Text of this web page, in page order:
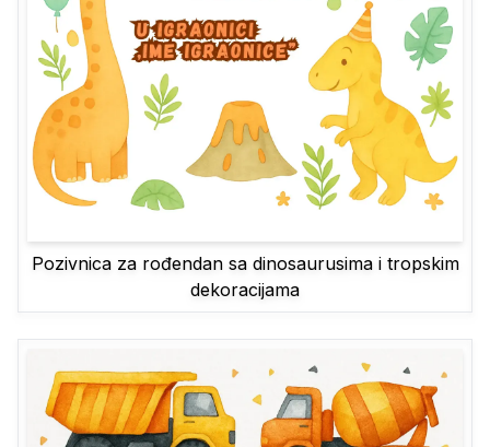
Pozivnica za rođendan sa dinosaurusima i tropskim
dekoracijama